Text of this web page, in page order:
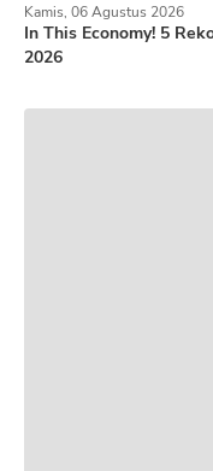
In This Economy! 5
2026
Kamis, 06 Agustus 2026